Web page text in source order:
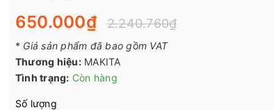
650.000₫ 2.240.760₫
* Giá sản phẩm đã bao gồm VAT
Thương hiệu: MAKITA
Tình trạng: Còn hàng
Số lượng